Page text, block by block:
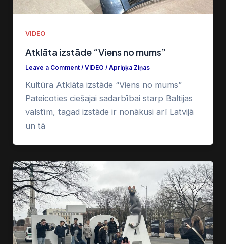
VIDEO
Atklāta izstāde “Viens no mums”
Leave a Comment /VIDEO /Apriņķa Ziņas
Kultūra Atklāta izstāde “Viens no mums”
Pateicoties ciešajai sadarbībai starp Baltijas
valstīm, tagad izstāde ir nonākusi arī Latvijā
un tā